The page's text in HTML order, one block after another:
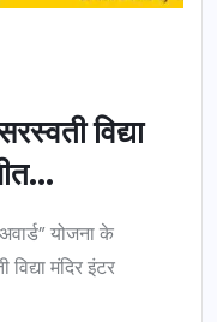
विद्या
योजना के
मंदिर इंटर